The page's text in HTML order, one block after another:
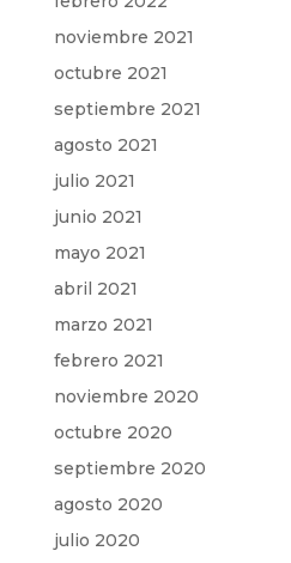
noviembre 2021
octubre 2021
septiembre 2021
agosto 2021
julio 2021
junio 2021
mayo 2021
abril 2021
marzo 2021
febrero 2021
noviembre 2020
octubre 2020
septiembre 2020
agosto 2020
julio 2020